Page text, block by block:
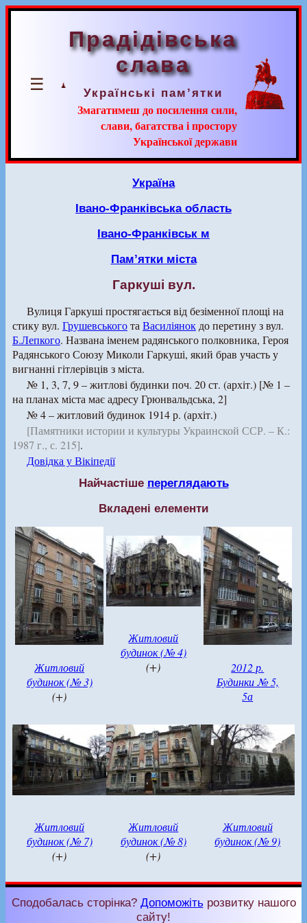
☰
Прадідівська
слава
Українські пам’ятки
Змагатимеш до посилення сили,
слави, багатства і простору
Української держави
Україна
Івано-Франківська область
Івано-Франківськ м
Пам’ятки міста
Гаркуші вул.
Вулиця Гаркуші простягається від безіменної площі на
стику вул. Грушевськогота Василіянок до перетину з вул.
Б.Лепкого. Названа іменем радянського полковника, Героя
Радянського Союзу Миколи Гаркуші, який брав участь у
вигнанні гітлерівців з міста.
№ 1, 3, 7, 9 – житлові будинки поч. 20 ст. (архіт.) [№ 1 –
на планах міста має адресу Грюнвальдська, 2]
№ 4 – житловий будинок 1914 р. (архіт.)
[Памятники истории и культуры Украинской ССР. – К.:
1987 г., с. 215].
Довідка у Вікіпедії
Найчастіше переглядають
Вкладені елементи
Житловий
будинок (№ 3)
(+)
Житловий
будинок (№ 4)
(+)
2012 р.
Будинки № 5,
5а
Житловий
будинок (№ 7)
(+)
Житловий
будинок (№ 8)
(+)
Житловий
будинок (№ 9)
Сподобалась сторінка? Допоможіть розвитку нашого
сайту!